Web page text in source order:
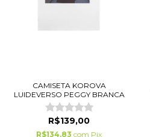
CAMISETA KOROVA
LUIDEVERSO PEGGY BRANCA
R$139,00
R$134,83 com Pix